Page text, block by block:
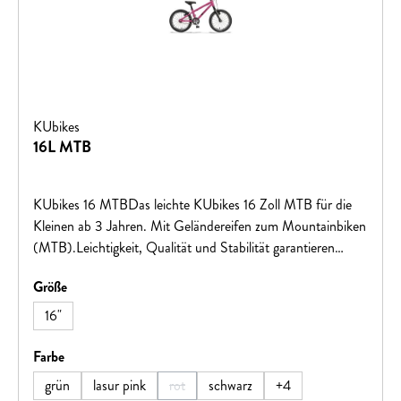
KUbikes
16L MTB
KUbikes 16 MTBDas leichte KUbikes 16 Zoll MTB für die
Kleinen ab 3 Jahren. Mit Geländereifen zum Mountainbiken
(MTB).Leichtigkeit, Qualität und Stabilität garantieren
für kleine BikerViele tolle Farben: freches Grün, leuchtendes
Orange, cooles Mattschwarz, feuriges Rot oder intensives
Blau. Gegen Aufpreis bieten wir Ihnen glitzernde Lasuren in
Pink, Türkis oder Blau an.Von uns entwickelter superleichter
Aluminiumrahmen inklusive AluminiumgabelPerfekt
Größeauswählen
16"
Farbeauswählen
grün
lasur pink rot
(Diese Option ist zurzeit nicht verfügbar.)
schwarz +4